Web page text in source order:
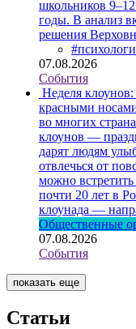
школьников
годы. В анализ
решения
07.08.2026
События
Неделя
красными
во многих
клоунов —
дарят людям
отвлечься от
можно
почти 20 лет в
клоунада —
Общественные
07.08.2026
События
показать еще
Статьи